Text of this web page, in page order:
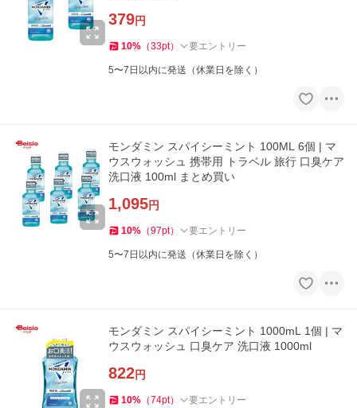
379円
10% （33pt） 要エントリー
5〜7日以内に発送（休業日を除く）
モンダミン スパイシーミント 100ML 6個 | マ
ウスウォッシュ 携帯用 トラベル 旅行 口臭ケア
洗口液 100ml まとめ買い
1,095円
10% （97pt） 要エントリー
5〜7日以内に発送（休業日を除く）
モンダミン スパイシーミント 1000mL 1個 | マ
ウスウォッシュ 口臭ケア 洗口液 1000ml
822円
10% （74pt） 要エントリー